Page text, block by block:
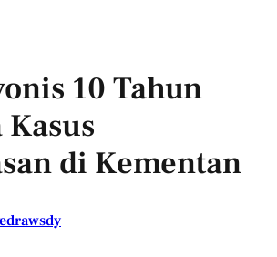
10 Tahun
di Kementan